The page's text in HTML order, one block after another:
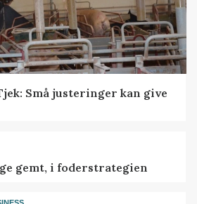
Små justeringer kan give
gemt, i foderstrategien